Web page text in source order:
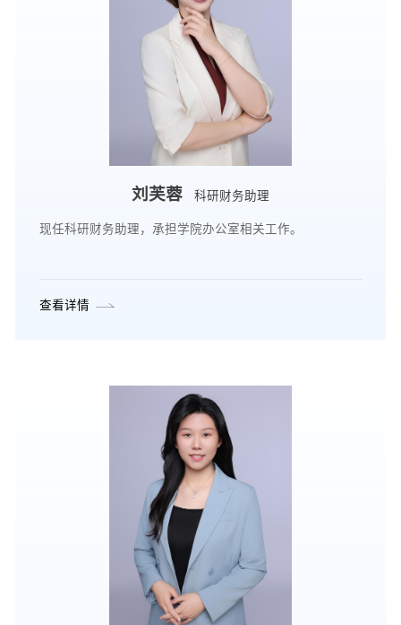
刘芙蓉 科研财务助理
现任科研财务助理，承担学院办公室相关工作。
查看详情